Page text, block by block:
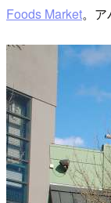
Foods Market。ア